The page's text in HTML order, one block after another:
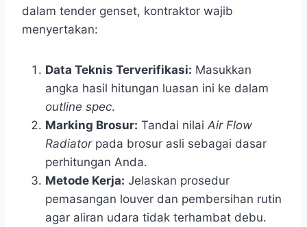
dalam tender genset, kontraktor wajib
menyertakan:
Data Teknis Terverifikasi: Masukkan
angka hasil hitungan luasan ini ke dalam
outline spec.
Marking Brosur: Tandai nilai Air Flow
Radiatorpada brosur asli sebagai dasar
perhitungan Anda.
Metode Kerja: Jelaskan prosedur
pemasangan louver dan pembersihan rutin
agar aliran udara tidak terhambat debu.